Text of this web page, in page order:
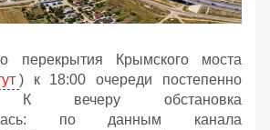
перекрытия Крымского моста
) к 18:00 очереди постепенно
К вечеру обстановка
по данным канала